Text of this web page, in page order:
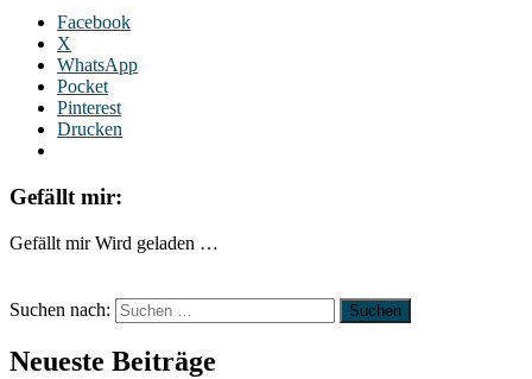
Facebook
X
WhatsApp
Pocket
Pinterest
Drucken
Gefällt mir:
Gefällt mir Wird geladen …
Suchen nach:
Neueste Beiträge